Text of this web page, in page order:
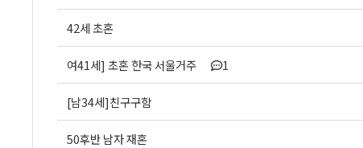
42세 초혼
여41세] 초혼 한국 서울거주 1
[남34세]친구구함
50후반 남자 재혼